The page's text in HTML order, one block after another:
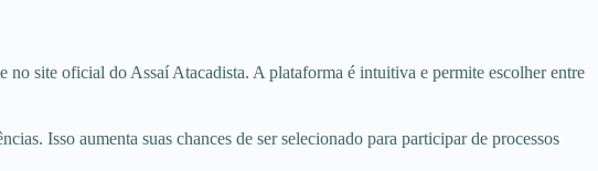
no site oficial do Assaí Atacadista. A plataforma é intuitiva e permite escolher entre
Isso aumenta suas chances de ser selecionado para participar de processos